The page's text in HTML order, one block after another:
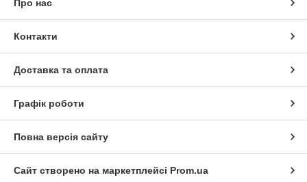
Про нас
Контакти
Доставка та оплата
Графік роботи
Повна версія сайту
Сайт створено на маркетплейсі Prom.ua